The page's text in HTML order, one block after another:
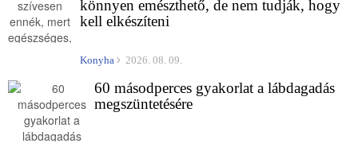
könnyen emészthető, de nem tudják, hogy
kell elkészíteni
Konyha 2026. 08. 09.
60 másodperces gyakorlat a lábdagadás
megszüntetésére